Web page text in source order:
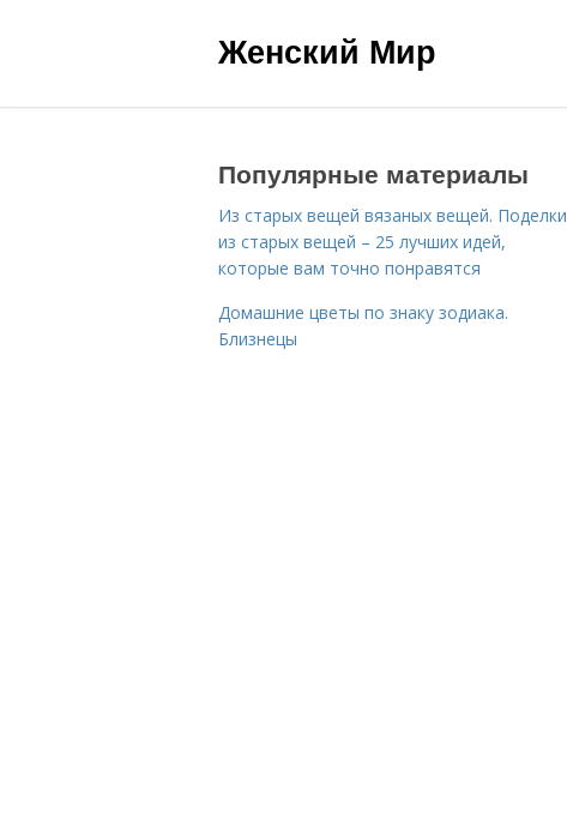
Женский Мир
Популярные материалы
Из старых вещей вязаных вещей. Поделки
из старых вещей – 25 лучших идей,
которые вам точно понравятся
Домашние цветы по знаку зодиака.
Близнецы